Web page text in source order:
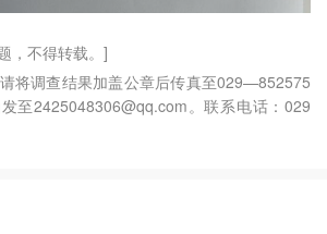
，不得转载。]
将调查结果加盖公章后传真至029—852575
至2425048306@qq.com。联系电话：029